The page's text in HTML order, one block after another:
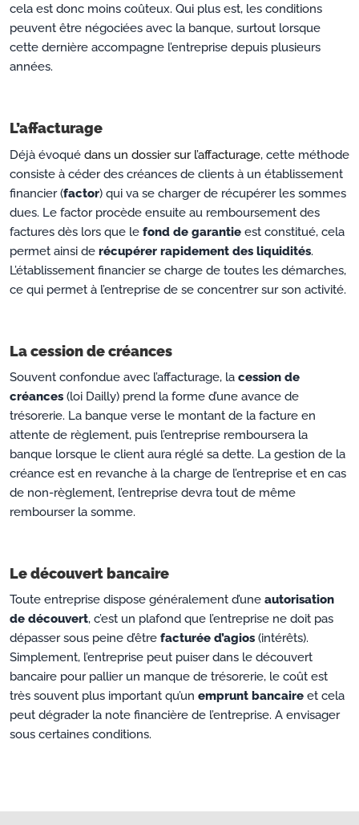
cela est donc moins coûteux. Qui plus est, les conditions
peuvent être négociées avec la banque, surtout lorsque
cette dernière accompagne l’entreprise depuis plusieurs
années.
L’affacturage
Déjà évoqué dans un dossier sur l’affacturage, cette méthode
consiste à céder des créances de clients à un établissement
financier (factor) qui va se charger de récupérer les sommes
dues. Le factor procède ensuite au remboursement des
factures dès lors que le fond de garantie est constitué, cela
permet ainsi de récupérer rapidement des liquidités.
L’établissement financier se charge de toutes les démarches,
ce qui permet à l’entreprise de se concentrer sur son activité.
La cession de créances
Souvent confondue avec l’affacturage, la cession de
créances (loi Dailly) prend la forme d’une avance de
trésorerie. La banque verse le montant de la facture en
attente de règlement, puis l’entreprise remboursera la
banque lorsque le client aura réglé sa dette. La gestion de la
créance est en revanche à la charge de l’entreprise et en cas
de non-règlement, l’entreprise devra tout de même
rembourser la somme.
Le découvert bancaire
Toute entreprise dispose généralement d’une autorisation
de découvert, c’est un plafond que l’entreprise ne doit pas
dépasser sous peine d’être facturée d’agios (intérêts).
Simplement, l’entreprise peut puiser dans le découvert
bancaire pour pallier un manque de trésorerie, le coût est
très souvent plus important qu’un emprunt bancaire et cela
peut dégrader la note financière de l’entreprise. A envisager
sous certaines conditions.